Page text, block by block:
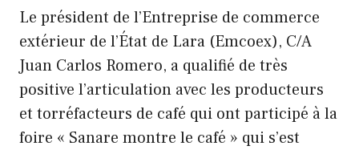
Le président de l’Entreprise de commerce
extérieur de l’État de Lara (Emcoex), C/A
Juan Carlos Romero, a qualifié de très
positive l’articulation avec les producteurs
et torréfacteurs de café qui ont participé à la
foire « Sanare montre le café » qui s’est